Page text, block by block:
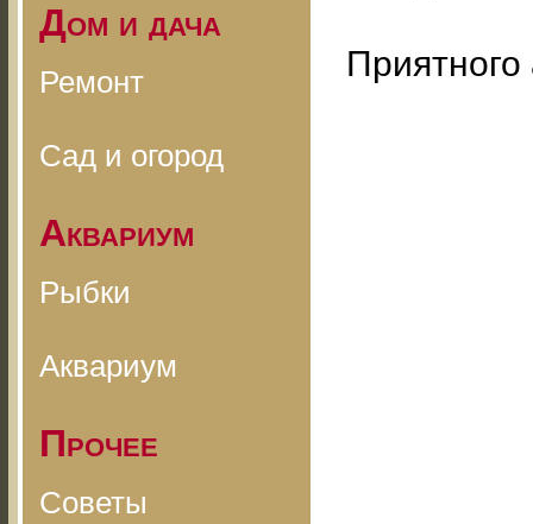
Дом и дача
Ремонт
Сад и огород
Аквариум
Рыбки
Аквариум
Прочее
Советы
Приятного